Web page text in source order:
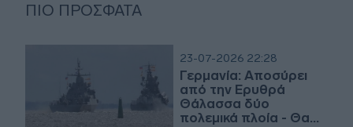
ΠΙΟ ΠΡΌΣΦΑΤΑ
23-07-2026 22:28
Γερμανία: Αποσύρει
από την Ερυθρά
Θάλασσα δύο
πολεμικά πλοία - Θα